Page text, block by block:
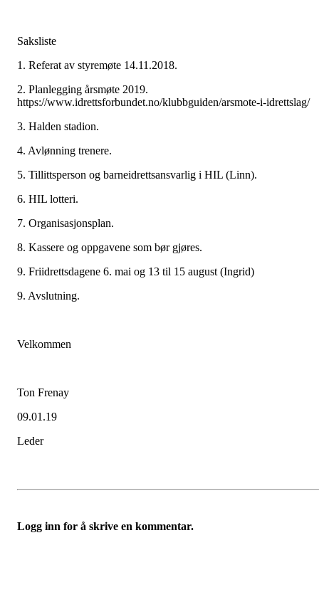
Saksliste
1. Referat av styremøte 14.11.2018.
2. Planlegging årsmøte 2019.
https://www.idrettsforbundet.no/klubbguiden/arsmote-i-idrettslag/
3. Halden stadion.
4. Avlønning trenere.
5. Tillittsperson og barneidrettsansvarlig i HIL (Linn).
6. HIL lotteri.
7. Organisasjonsplan.
8. Kassere og oppgavene som bør gjøres.
9. Friidrettsdagene 6. mai og 13 til 15 august (Ingrid)
9. Avslutning.
Velkommen
Ton Frenay
09.01.19
Leder
Logg inn for å skrive en kommentar.